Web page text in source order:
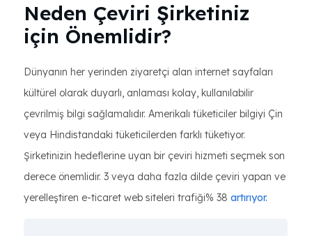
Neden Çeviri Şirketiniz
için Önemlidir?
Dünyanın her yerinden ziyaretçi alan internet sayfaları
kültürel olarak duyarlı, anlaması kolay, kullanılabilir
çevrilmiş bilgi sağlamalıdır. Amerikalı tüketiciler bilgiyi Çin
veya Hindistandaki tüketicilerden farklı tüketiyor.
Şirketinizin hedeflerine uyan bir çeviri hizmeti seçmek son
derece önemlidir. 3 veya daha fazla dilde çeviri yapan ve
yerelleştiren e-ticaret web siteleri trafiği% 38 artırıyor.